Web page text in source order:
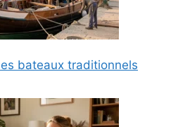
bateaux traditionnels